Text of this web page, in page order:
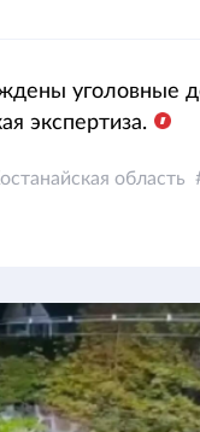
уголовные
экспертиза.
область